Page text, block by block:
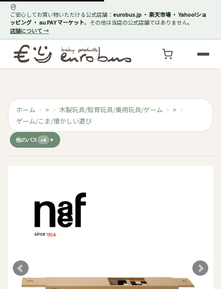
ご安心してお買い物いただける公式店舗： eurobus.jp ・ 楽天市場 ・ Yahoo!ショ
ッピング ・ au PAY マーケット。その他は当店の公式店舗ではありません。
店舗について →
ホーム > 木製玩具/知育玩具/乗用玩具/ゲーム
>
ゲーム/こま/懐かしい遊び
他のパス +9